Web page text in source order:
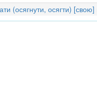
(осягнути, осягти) [свою]